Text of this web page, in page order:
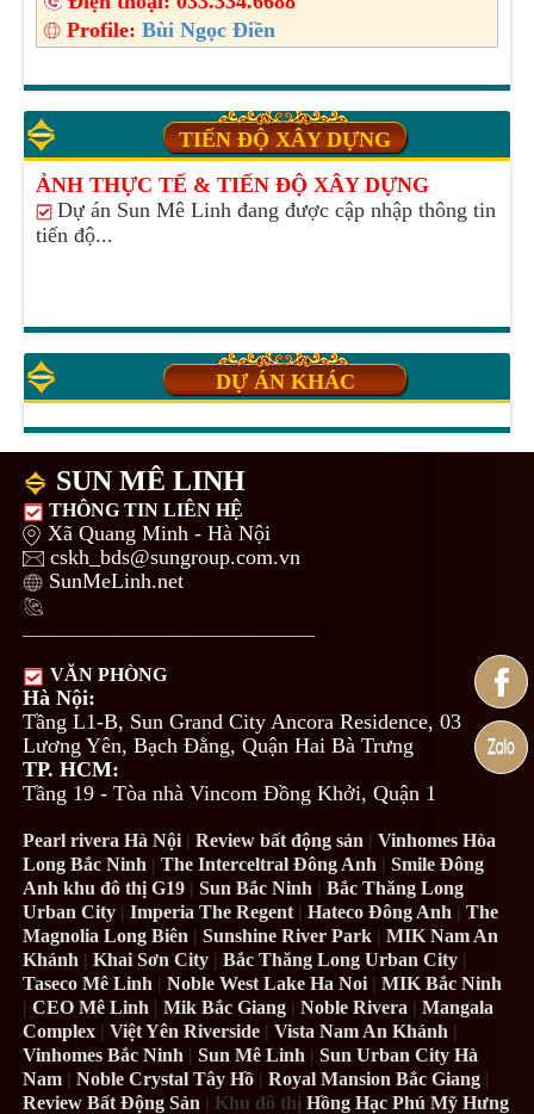
Profile:Bùi Ngọc Điền
TIẾN ĐỘ XÂY DỰNG
ẢNH THỰC TẾ & TIẾN ĐỘ XÂY DỰNG
Dự án Sun Mê Linh đang được cập nhập thông tin
tiến độ...
DỰ ÁN KHÁC
SUN MÊ LINH
THÔNG TIN LIÊN HỆ
Xã Quang Minh - Hà Nội
cskh_bds@sungroup.com.vn
SunMeLinh.net
VĂN PHÒNG
Hà Nội:
Tầng L1-B, Sun Grand City Ancora Residence, 03
Lương Yên, Bạch Đằng, Quận Hai Bà Trưng
TP. HCM:
Tầng 19 - Tòa nhà Vincom Đồng Khởi, Quận 1
Pearl rivera Hà Nội |Review bất động sản |Vinhomes Hòa
Long Bắc Ninh |The Interceltral Đông Anh |Smile Đông
Anh khu đô thị G19 |Sun Bắc Ninh |Bắc Thăng Long
Urban City |Imperia The Regent |Hateco Đông Anh |The
Magnolia Long Biên |Sunshine River Park |MIK Nam An
Khánh |Khai Sơn City |Bắc Thăng Long Urban City |
Taseco Mê Linh |Noble West Lake Ha Noi | MIK Bắc Ninh
|CEO Mê Linh |Mik Bắc Giang |Noble Rivera |Mangala
Complex |Việt Yên Riverside |Vista Nam An Khánh |
Vinhomes Bắc Ninh |Sun Mê Linh |Sun Urban City Hà
Nam | Noble Crystal Tây Hồ |Royal Mansion Bắc Giang |
Review Bất Động Sản | Khu đô thịHồng Hạc Phú Mỹ Hưng